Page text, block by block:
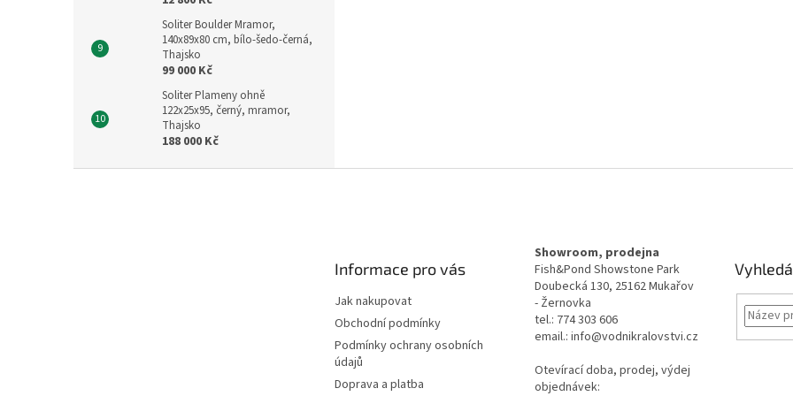
Soliter Boulder Mramor,
140x89x80 cm, bílo-šedo-černá,
Thajsko
99 000 Kč
Soliter Plameny ohně
122x25x95, černý, mramor,
Thajsko
188 000 Kč
Informace pro vás
Jak nakupovat
Obchodní podmínky
Podmínky ochrany osobních
údajů
Doprava a platba
Showroom, prodejna
Fish&Pond Showstone Park
Doubecká 130, 25162 Mukařov
- Žernovka
tel.: 774 303 606
email.: info@vodnikralovstvi.cz
Otevírací doba, prodej, výdej
objednávek: